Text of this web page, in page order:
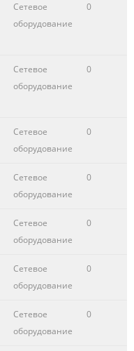
Сетевое
оборудование
0
Сетевое
оборудование
0
Сетевое
оборудование
0
Сетевое
оборудование
0
Сетевое
оборудование
0
Сетевое
оборудование
0
Сетевое
оборудование
0